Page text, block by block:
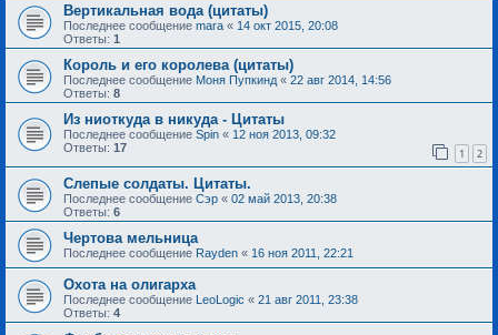
Вертикальная вода (цитаты)
Последнее сообщение mara « 14 окт 2015, 20:08
Ответы: 1
Король и его королева (цитаты)
Последнее сообщение Моня Пупкинд « 22 авг 2014, 14:56
Ответы: 8
Из ниоткуда в никуда - Цитаты
Последнее сообщение Spin « 12 ноя 2013, 09:32
Ответы: 17 1 2
Слепые солдаты. Цитаты.
Последнее сообщение Сэр « 02 май 2013, 20:38
Ответы: 6
Чертова мельница
Последнее сообщение Rayden « 16 ноя 2011, 22:21
Охота на олигарха
Последнее сообщение LeoLogic « 21 авг 2011, 23:38
Ответы: 4